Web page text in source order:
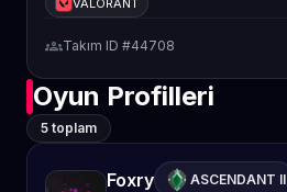
VALORANT
groupsTakım ID #44708
Oyun Profilleri
5 toplam
Foxry ASCENDANT II